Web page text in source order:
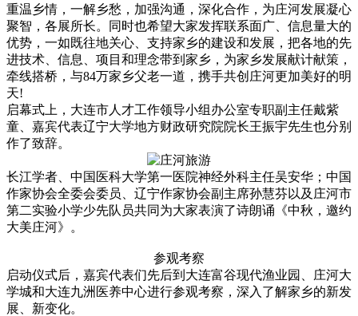
重温乡情，一解乡愁，加强沟通，深化合作，为庄河发展凝心
聚智，各展所长。同时也希望大家发挥联系面广、信息量大的
优势，一如既往地关心、支持家乡的建设和发展，把各地的先
进技术、信息、项目和理念带到家乡，为家乡发展献计献策，
牵线搭桥，与84万家乡父老一道，携手共创庄河更加美好的明
天!
启幕式上，大连市人才工作领导小组办公室专职副主任戴紫
童、嘉宾代表辽宁大学地方财政研究院院长王振宇先生也分别
作了致辞。
长江学者、中国医科大学第一医院神经外科主任吴安华；中国
作家协会全委会委员、辽宁作家协会副主席孙慧芬以及庄河市
第二实验小学少先队员共同为大家表演了诗朗诵《中秋，邀约
大美庄河》。
参观考察
启动仪式后，嘉宾代表们先后到大连富谷现代渔业园、庄河大
学城和大连九洲医养中心进行参观考察，深入了解家乡的新发
展、新变化。